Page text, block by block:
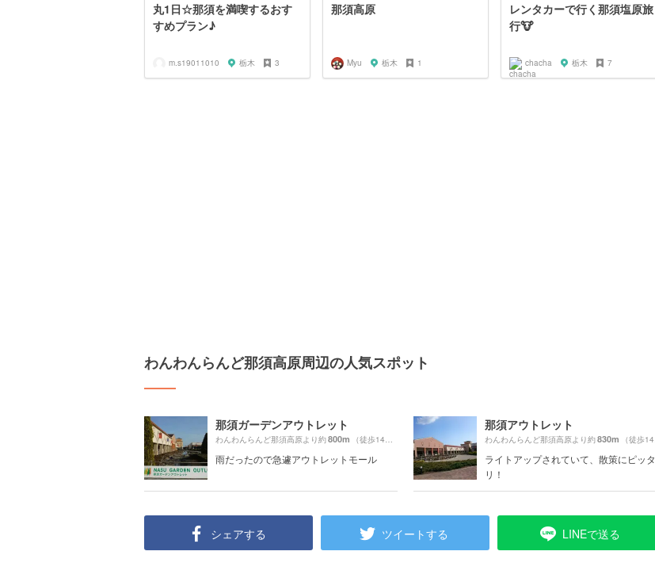
丸1日☆那須を満喫するおす
すめプラン♪
m.s19011010 栃木 3
那須高原
Myu 栃木 1
レンタカーで行く那須塩原旅
行🐮
chacha 栃木 7
わんわんらんど那須高原周辺の人気スポット
那須ガーデンアウトレット
わんわんらんど那須高原より約800m （徒歩14分）
雨だったので急遽アウトレットモール
那須アウトレット
わんわんらんど那須高原より約830m （徒歩14分）
ライトアップされていて、散策にピッタ
リ！
シェアする ツイートする LINEで送る